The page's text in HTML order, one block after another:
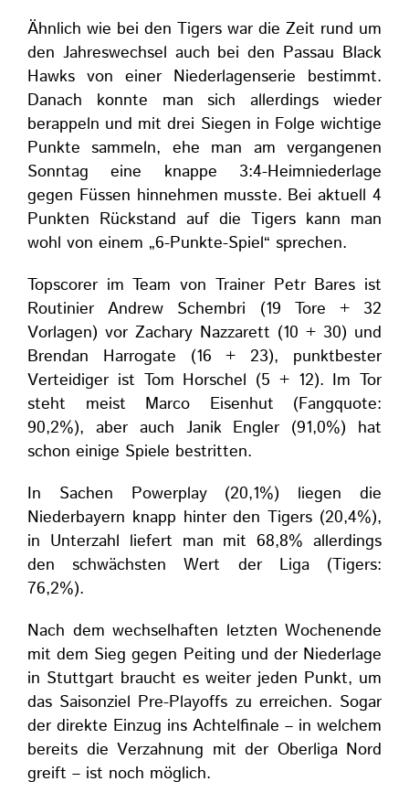
Ähnlich wie bei den Tigers war die Zeit rund um
den Jahreswechsel auch bei den Passau Black
Hawks von einer Niederlagenserie bestimmt.
Danach konnte man sich allerdings wieder
berappeln und mit drei Siegen in Folge wichtige
Punkte sammeln, ehe man am vergangenen
Sonntag eine knappe 3:4-Heimniederlage
gegen Füssen hinnehmen musste. Bei aktuell 4
Punkten Rückstand auf die Tigers kann man
wohl von einem „6-Punkte-Spiel“ sprechen.
Topscorer im Team von Trainer Petr Bares ist
Routinier Andrew Schembri (19 Tore + 32
Vorlagen) vor Zachary Nazzarett (10 + 30) und
Brendan Harrogate (16 + 23), punktbester
Verteidiger ist Tom Horschel (5 + 12). Im Tor
steht meist Marco Eisenhut (Fangquote:
90,2%), aber auch Janik Engler (91,0%) hat
schon einige Spiele bestritten.
In Sachen Powerplay (20,1%) liegen die
Niederbayern knapp hinter den Tigers (20,4%),
in Unterzahl liefert man mit 68,8% allerdings
den schwächsten Wert der Liga (Tigers:
76,2%).
Nach dem wechselhaften letzten Wochenende
mit dem Sieg gegen Peiting und der Niederlage
in Stuttgart braucht es weiter jeden Punkt, um
das Saisonziel Pre-Playoffs zu erreichen. Sogar
der direkte Einzug ins Achtelfinale – in welchem
bereits die Verzahnung mit der Oberliga Nord
greift – ist noch möglich.